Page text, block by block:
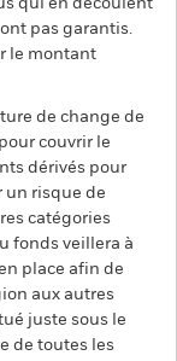
qui en découlent
pas garantis.
le montant
de change de
couvrir le
dérivés pour
un risque de
catégories
fonds veillera à
place afin de
aux autres
juste sous le
de toutes les